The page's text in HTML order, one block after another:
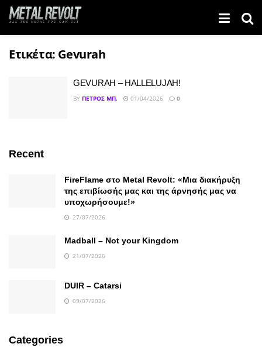
Ετικέτα: Gevurah
GEVURAH – HALLELUJAH!
BY ΠΈΤΡΟΣ ΜΠ. 01/04/2026 0
Recent
FireFlame στο Metal Revolt: «Μια διακήρυξη
της επιβίωσής μας και της άρνησής μας να
υποχωρήσουμε!»
27/07/2026
Madball – Not your Kingdom
21/07/2026
DUIR – Catarsi
09/07/2026
Categories